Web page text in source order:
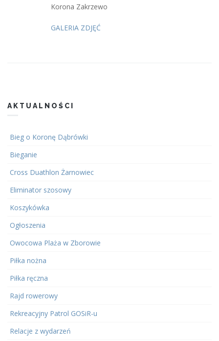
Korona Zakrzewo
GALERIA ZDJĘĆ
AKTUALNOŚCI
Bieg o Koronę Dąbrówki
Bieganie
Cross Duathlon Żarnowiec
Eliminator szosowy
Koszykówka
Ogłoszenia
Owocowa Plaża w Zborowie
Piłka nożna
Piłka ręczna
Rajd rowerowy
Rekreacyjny Patrol GOSiR-u
Relacje z wydarzeń